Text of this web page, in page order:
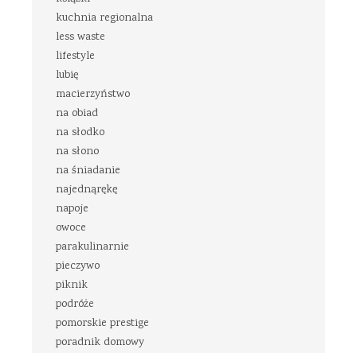
kuchnia regionalna
less waste
lifestyle
lubię
macierzyństwo
na obiad
na słodko
na słono
na śniadanie
najednąrękę
napoje
owoce
parakulinarnie
pieczywo
piknik
podróże
pomorskie prestige
poradnik domowy